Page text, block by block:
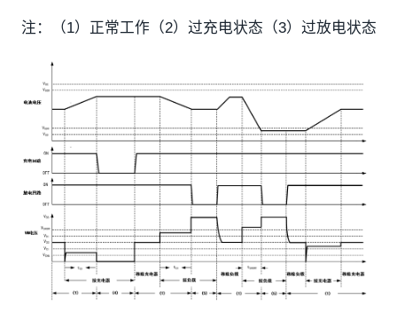
注：（1）正常工作（2）过充电状态（3）过放电状态